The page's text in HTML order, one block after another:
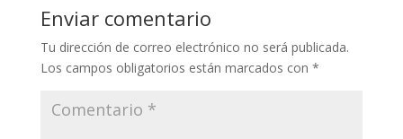
Enviar comentario
Tu dirección de correo electrónico no será publicada.
Los campos obligatorios están marcados con *